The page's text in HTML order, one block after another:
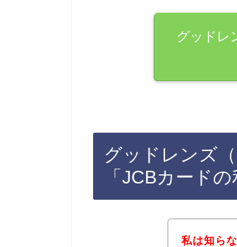
グッドレ
グッドレンズ
「JCBカード
私は知ら